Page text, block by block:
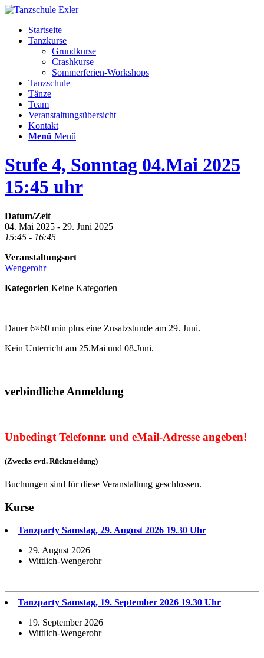
Startseite
Tanzkurse
Grundkurse
Crashkurse
Sommerferien-Workshops
Tanzschule
Tänze
Team
Veranstaltungsübersicht
Kontakt
Menü Menü
Stufe 4, Sonntag 04.Mai 2025
15:45 uhr
Datum/Zeit
04. Mai 2025 - 29. Juni 2025
15:45 - 16:45
Veranstaltungsort
Wengerohr
Kategorien Keine Kategorien
Dauer 6×60 min plus eine Zusatzstunde am 29. Juni.
Kein Unterricht am 25.Mai und 08.Juni.
verbindliche Anmeldung
Unbedingt Telefonnr. und eMail-Adresse angeben!
(Zwecks evtl. Rückmeldung)
Buchungen sind für diese Veranstaltung geschlossen.
Kurse
Tanzparty Samstag, 29. August 2026 19.30 Uhr
29. August 2026
Wittlich-Wengerohr
Tanzparty Samstag, 19. September 2026 19.30 Uhr
19. September 2026
Wittlich-Wengerohr